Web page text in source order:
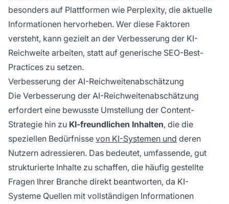
besonders auf Plattformen wie Perplexity, die aktuelle
Informationen hervorheben. Wer diese Faktoren
versteht, kann gezielt an der Verbesserung der KI-
Reichweite arbeiten, statt auf generische SEO-Best-
Practices zu setzen.
Verbesserung der AI-Reichweitenabschätzung
Die Verbesserung der AI-Reichweitenabschätzung
erfordert eine bewusste Umstellung der Content-
Strategie hin zu KI-freundlichen Inhalten, die die
speziellen Bedürfnisse von KI-Systemen und deren
Nutzern adressieren. Das bedeutet, umfassende, gut
strukturierte Inhalte zu schaffen, die häufig gestellte
Fragen Ihrer Branche direkt beantworten, da KI-
Systeme Quellen mit vollständigen Informationen